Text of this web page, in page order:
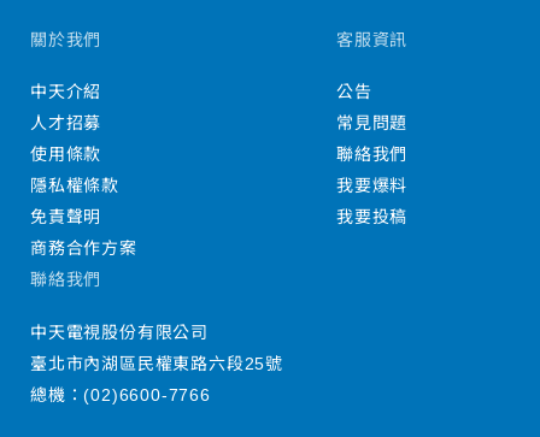
關於我們
中天介紹
人才招募
使用條款
隱私權條款
免責聲明
商務合作方案
客服資訊
公告
常見問題
聯絡我們
我要爆料
我要投稿
聯絡我們
中天電視股份有限公司
臺北市內湖區民權東路六段25號
總機：(02)6600-7766